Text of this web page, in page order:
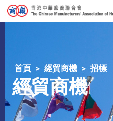
首頁 經貿商機 招標
經貿商機